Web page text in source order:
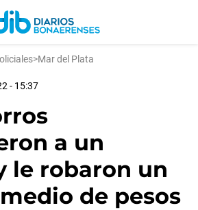
>Mar del Plata
- 15:37
a un
le robaron un
de pesos